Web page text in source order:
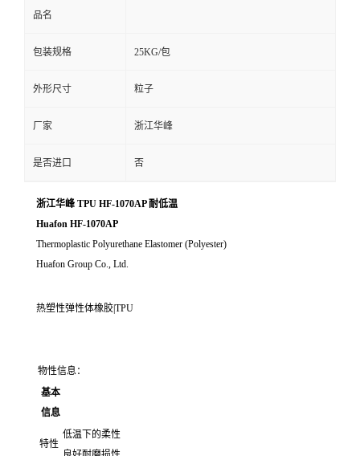
品名
包装规格 25KG/包
外形尺寸 粒子
厂家 浙江华峰
是否进口 否
浙江华峰 TPU HF-1070AP 耐低温
Huafon HF-1070AP
Thermoplastic Polyurethane Elastomer (Polyester)
Huafon Group Co., Ltd.
热塑性弹性体橡胶|TPU
物性信息：
基本
信息
特性
低温下的柔性